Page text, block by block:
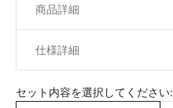
商品詳細
仕様詳細
セット内容を選択してください: